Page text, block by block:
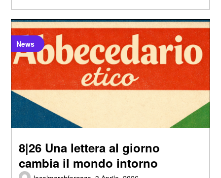
News
8|26 Una lettera al giorno
cambia il mondo intorno